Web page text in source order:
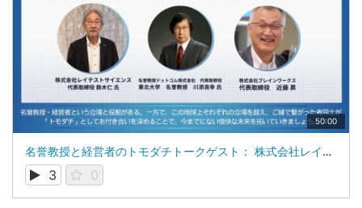
50:00
名誉教授と経営者のトモダチトークゲスト： 株式会社レイテストサイエンス 代表取締役 鈴木 仁 氏
3 0